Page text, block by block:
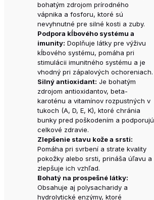
bohatým zdrojom prírodného
vápnika a fosforu, ktoré sú
nevyhnutné pre silné kosti a zuby.
Podpora kĺbového systému a
imunity: Doplňuje látky pre výživu
kĺbového systému, pomáha pri
stimulácii imunitného systému a je
vhodný pri zápalových ochoreniach.
Silný antioxidant: Je bohatým
zdrojom antioxidantov, beta-
karoténu a vitamínov rozpustných v
tukoch (A, D, E, K), ktoré chránia
bunky pred poškodením a podporujú
celkové zdravie.
Zlepšenie stavu kože a srsti:
Pomáha pri svrbení a strate kvality
pokožky alebo srsti, prináša úľavu a
zlepšuje ich vzhľad.
Bohatý na prospešné látky:
Obsahuje aj polysacharidy a
hydrolytické enzýmy, ktoré